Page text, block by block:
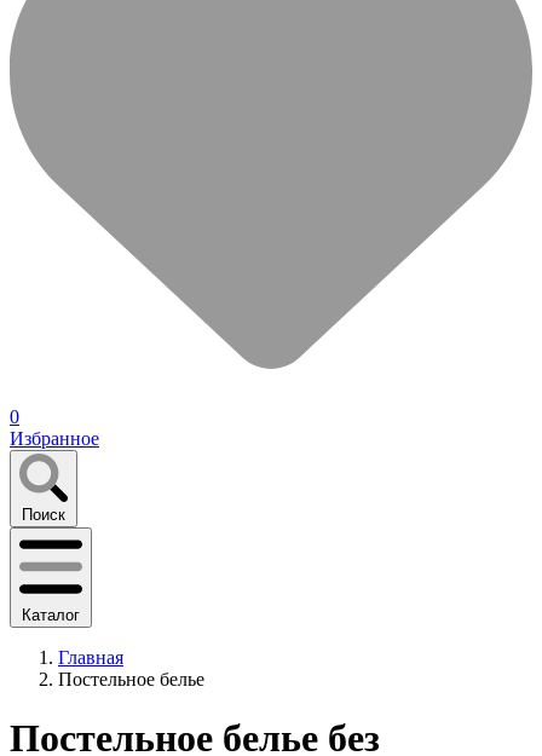
0
Избранное
Поиск
Каталог
Главная
Постельное белье
Постельное белье без